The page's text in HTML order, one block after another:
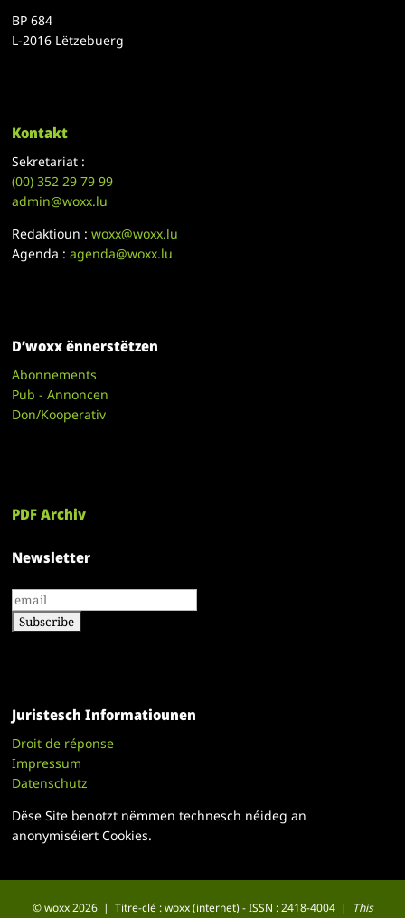
BP 684
L-2016 Lëtzebuerg
Kontakt
Sekretariat :
(00)352 29 79 99
admin@woxx.lu
Redaktioun :woxx@woxx.lu
Agenda :agenda@woxx.lu
D’woxx ënnerstëtzen
Abonnements
Pub - Annoncen
Don/Kooperativ
PDF Archiv
Newsletter
Juristesch Informatiounen
Droit de réponse
Impressum
Datenschutz
Dëse Site benotzt nëmmen technesch néideg an
anonymiséiert Cookies.
© woxx 2026 | Titre-clé : woxx (internet) - ISSN : 2418-4004 | This